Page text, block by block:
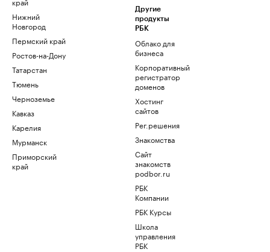
Нижний
Новгород
Пермский край
Ростов-на-Дону
Татарстан
Тюмень
Черноземье
Кавказ
Карелия
Мурманск
Приморский
край
Другие
продукты
РБК
Облако для
бизнеса
Корпоративный
регистратор
доменов
Хостинг
сайтов
Рег.решения
Знакомства
Сайт
знакомств
podbor.ru
РБК
Компании
РБК Курсы
Школа
управления
РБК